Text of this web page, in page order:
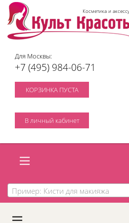
Косметика и
Для Москвы:
+7 (495) 984-06-71
КОРЗИНКА ПУСТА
В личный кабинет
Пример: Кисти для макияжа
A
C